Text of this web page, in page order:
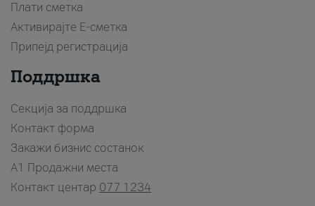
Плати сметка
Активирајте Е-сметка
Припејд регистрација
Поддршка
Секција за поддршка
Контакт форма
Закажи бизнис состанок
A1 Продажни места
Контакт центар 077 1234